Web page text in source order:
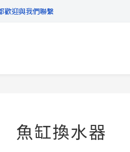
免運 /
歡迎與我們聯繫
魚缸換水器